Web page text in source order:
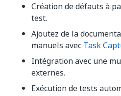
Création de défauts à
test.
Ajoutez de la
manuels avec Task
Intégration avec une
externes.
Exécution de tests